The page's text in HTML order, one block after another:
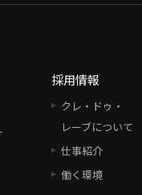
採用情報
クレ・ドゥ・
レーブについて
仕事紹介
働く環境